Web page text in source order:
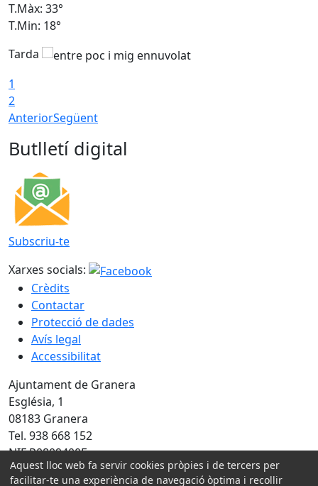
T.Màx: 33°
T.Min: 18°
Tarda
1
2
AnteriorSegüent
Butlletí digital
Subscriu-te
Xarxes socials:
Crèdits
Contactar
Protecció de dades
Avís legal
Accessibilitat
Ajuntament de Granera
Església, 1
08183 Granera
Tel. 938 668 152
NIF P0809400E
Amb la col·laboració de:
Aquest lloc web fa servir cookies pròpies i de tercers per
facilitar-te una experiència de navegació òptima i recollir